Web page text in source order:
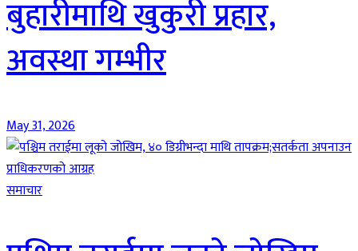
बुहारीमाथि खुकुरी प्रहार,
अवस्था गम्भीर
May 31, 2026
समाचार